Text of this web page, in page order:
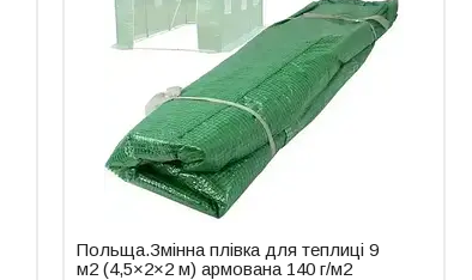
Польща.Змінна плівка для теплиці 9
м2 (4,5×2×2 м) армована 140 г/м2